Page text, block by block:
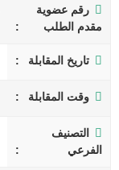
رقم عضوية
مقدم الطلب
تاريخ المقابلة
وقت المقابلة
التصنيف
الفرعي